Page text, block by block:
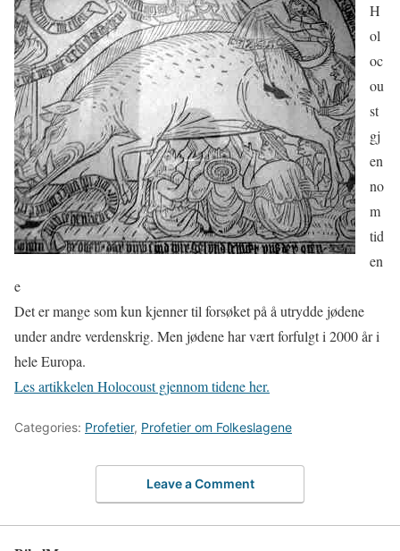
H
ol
oc
ou
st
gj
en
no
m
tid
en
e
Det er mange som kun kjenner til forsøket på å utrydde jødene
under andre verdenskrig. Men jødene har vært forfulgt i 2000 år i
hele Europa.
Les artikkelen Holocoust gjennom tidene her.
Categories: Profetier, Profetier om Folkeslagene
Leave a Comment